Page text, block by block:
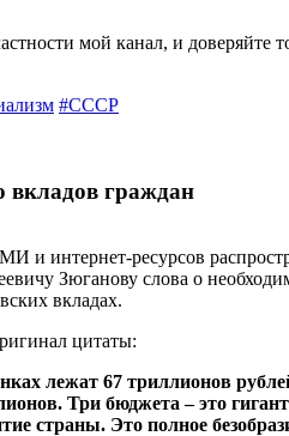
мой канал, и
#СССР
граждан
и интернет-ресурсов
Зюганову слова о
вкладах.
цитаты:
лежат 67 триллионов
Три бюджета – это
страны. Это полное